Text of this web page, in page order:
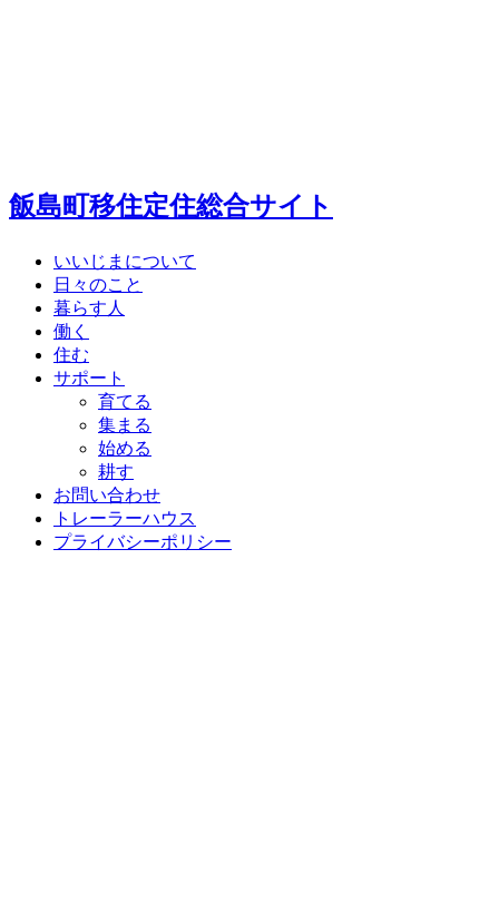
飯島町移住定住総合サイト
いいじまについて
日々のこと
暮らす人
働く
住む
サポート
育てる
集まる
始める
耕す
お問い合わせ
トレーラーハウス
プライバシーポリシー